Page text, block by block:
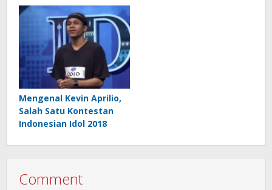
Mengenal Kevin Aprilio,
Salah Satu Kontestan
Indonesian Idol 2018
Comment